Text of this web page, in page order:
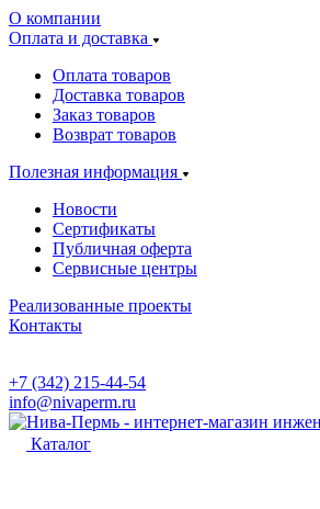
О компании
Оплата и доставка
Оплата товаров
Доставка товаров
Заказ товаров
Возврат товаров
Полезная информация
Новости
Сертификаты
Публичная оферта
Сервисные центры
Реализованные проекты
Контакты
+7 (342) 215-44-54
info@nivaperm.ru
Каталог